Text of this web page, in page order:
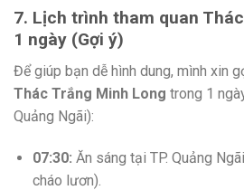
7. Lịch trình tham quan
1 ngày (Gợi ý)
Để giúp bạn dễ hình dung, mình xin
Thác Trắng Minh Long trong 1
Quảng Ngãi):
07:30: Ăn sáng tại TP. Quảng
cháo lươn).